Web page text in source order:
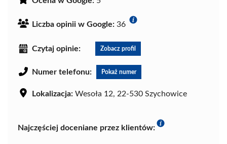
Liczba opinii w Google: 36
Czytaj opinie: Zobacz profil
Numer telefonu: Pokaż numer
Lokalizacja: Wesoła 12, 22-530 Szychowice
Najczęściej doceniane przez klientów: